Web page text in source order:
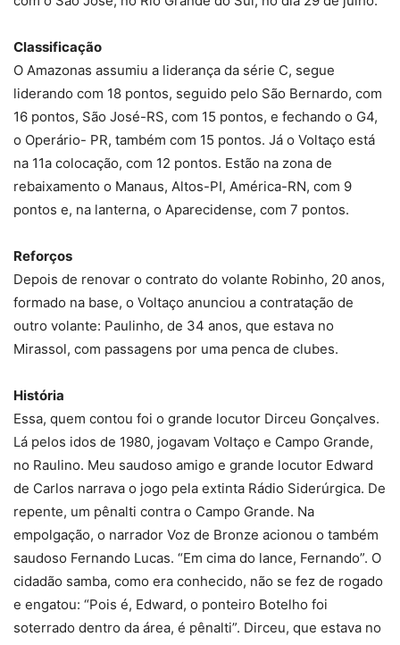
Classificação
O Amazonas assumiu a liderança da série C, segue
liderando com 18 pontos, seguido pelo São Bernardo, com
16 pontos, São José-RS, com 15 pontos, e fechando o G4,
o Operário- PR, também com 15 pontos. Já o Voltaço está
na 11a colocação, com 12 pontos. Estão na zona de
rebaixamento o Manaus, Altos-PI, América-RN, com 9
pontos e, na lanterna, o Aparecidense, com 7 pontos.
Reforços
Depois de renovar o contrato do volante Robinho, 20 anos,
formado na base, o Voltaço anunciou a contratação de
outro volante: Paulinho, de 34 anos, que estava no
Mirassol, com passagens por uma penca de clubes.
História
Essa, quem contou foi o grande locutor Dirceu Gonçalves.
Lá pelos idos de 1980, jogavam Voltaço e Campo Grande,
no Raulino. Meu saudoso amigo e grande locutor Edward
de Carlos narrava o jogo pela extinta Rádio Siderúrgica. De
repente, um pênalti contra o Campo Grande. Na
empolgação, o narrador Voz de Bronze acionou o também
saudoso Fernando Lucas. “Em cima do lance, Fernando”. O
cidadão samba, como era conhecido, não se fez de rogado
e engatou: “Pois é, Edward, o ponteiro Botelho foi
soterrado dentro da área, é pênalti”. Dirceu, que estava no